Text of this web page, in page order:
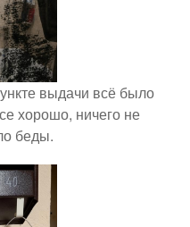
выдачи всё было
хорошо, ничего не
беды.